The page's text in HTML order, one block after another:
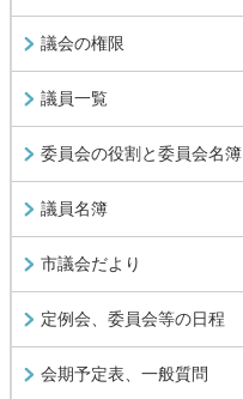
議会の権限
議員一覧
委員会の役割と委員会名簿
議員名簿
市議会だより
定例会、委員会等の日程
会期予定表、一般質問